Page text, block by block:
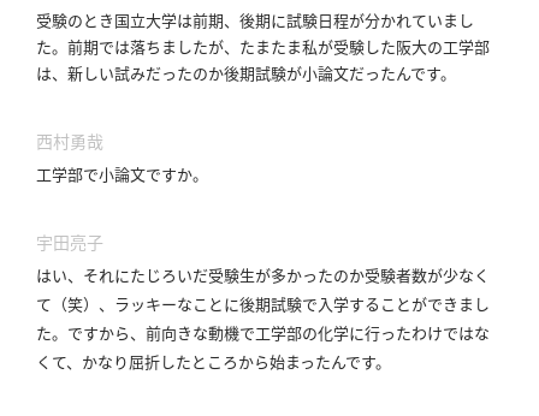
プ
ラ
イ
ー
ー
利
用
受験のとき国立大学は前期、後期に試験日程が分かれていまし
た。 前期では落ちましたが、たまたま私が受験した阪大の工学部
は、新しい試みだったのか後期試験が小論文だったんです。
西村勇哉
工学部で小論文ですか。
宇田亮子
はい、それにたじろいだ受験生が多かったのか受験者数が少なく
て（笑）、ラッキーなことに後期試験で入学することができまし
た。 ですから、前向きな動機で工学部の化学に行ったわけではな
くて、かなり屈折したところから始まったんです。